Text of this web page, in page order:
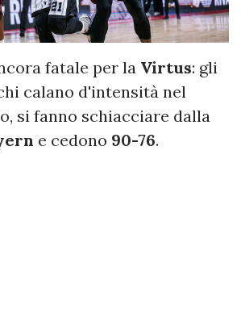
fatale per la Virtus: gli
calano d'intensità nel
si fanno schiacciare dalla
e cedono 90-76.